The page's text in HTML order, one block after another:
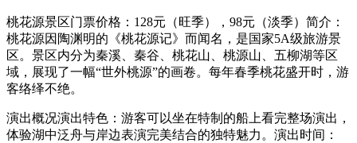
桃花源景区门票价格：128元（旺季），98元（淡季）简介：
桃花源因陶渊明的《桃花源记》而闻名，是国家5A级旅游景
区。景区内分为秦溪、秦谷、桃花山、桃源山、五柳湖等区
域，展现了一幅“世外桃源”的画卷。每年春季桃花盛开时，游
客络绎不绝。
演出概况演出特色：游客可以坐在特制的船上看完整场演出，
体验湖中泛舟与岸边表演完美结合的独特魅力。演出时间：